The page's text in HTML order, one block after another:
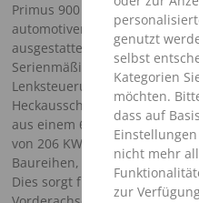
genutzt
selbst
Kategorien
möchten.
dass auf
nicht mehr
zur
Primus 900 ist serienmäßig
automotiven Fahrmodus und
ausgestattet und optional
Serienmäßig erhält die neue
Lenksteuerung mit 4- Rad-
aus einem 6 Zylinder John
von 206 KW. Der Motor
Baureihen, in Fahrtrichtung
Dies sorgt für eine